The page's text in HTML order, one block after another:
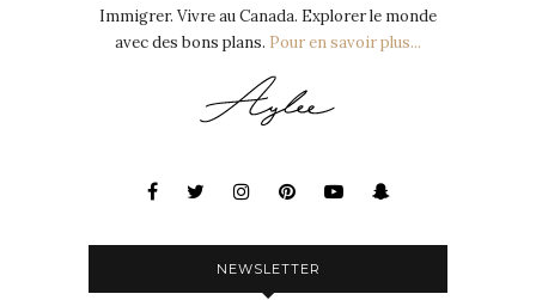
Immigrer. Vivre au Canada. Explorer le monde
avec des bons plans. Pour en savoir plus...
NEWSLETTER